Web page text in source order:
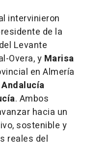
intervinieron
de la
Levante
Overa, y Marisa
en Almería
. Ambos
hacia un
sostenible y
reales del